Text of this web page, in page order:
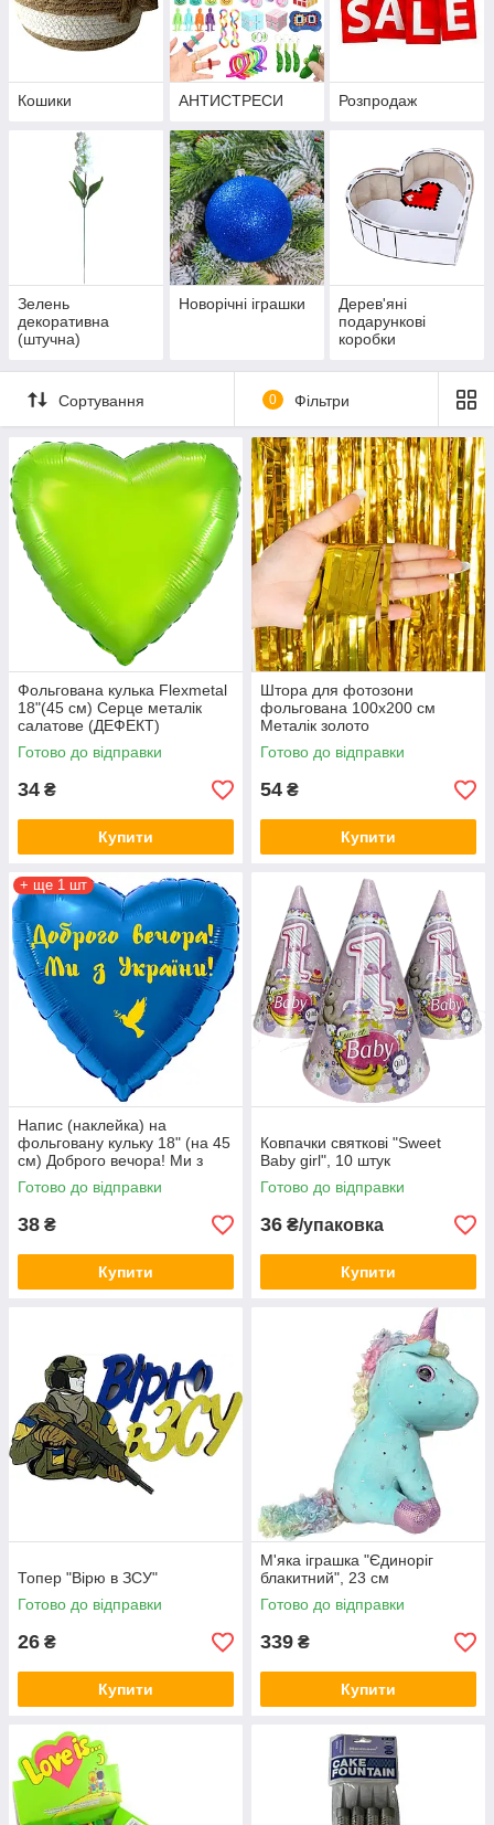
Кошики АНТИСТРЕСИ Розпродаж
Зелень
декоративна
(штучна)
Новорічні іграшки
Дерев'яні
подарункові
коробки
Сортування 0 Фільтри
Фольгована кулька Flexmetal
18"(45 см) Серце металік
салатове (ДЕФЕКТ)
Готово до відправки
34 ₴
Купити
Штора для фотозони
фольгована 100х200 см
Металік золото
Готово до відправки
54 ₴
Купити
+ ще 1 шт
Напис (наклейка) на
фольговану кульку 18" (на 45
см) Доброго вечора! Ми з
України! (будь-який колір)
Готово до відправки
38 ₴
Купити
Ковпачки святкові "Sweet
Baby girl", 10 штук
Готово до відправки
36 ₴/упаковка
Купити
Топер "Вірю в ЗСУ"
Готово до відправки
26 ₴
Купити
М'яка іграшка "Єдиноріг
блакитний", 23 см
Готово до відправки
339 ₴
Купити